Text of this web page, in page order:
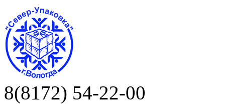
8(8172) 54-22-00